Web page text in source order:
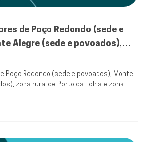
de Poço Redondo (sede e
Alegre (sede e povoados),
da Folha e zona rural de
Poço Redondo (sede e povoados), Monte
zona rural de Porto da Folha e zona